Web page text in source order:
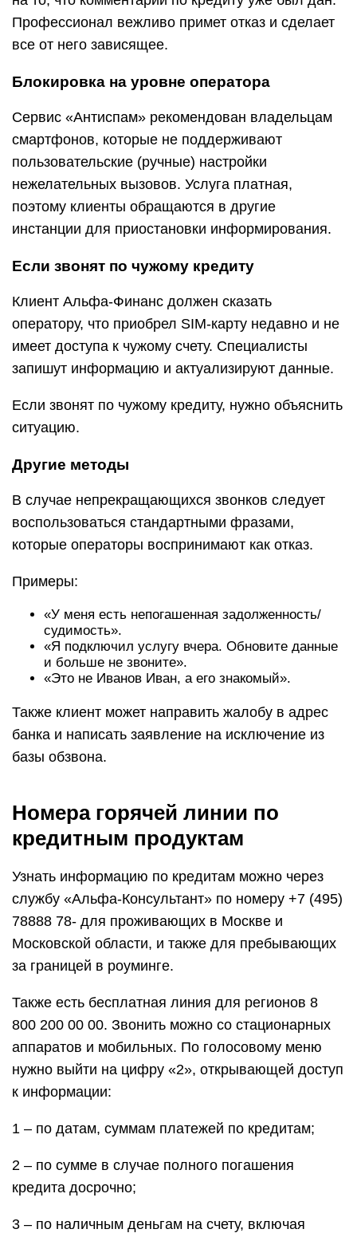
Профессионал вежливо примет отказ и сделает
все от него зависящее.
Блокировка на уровне оператора
Сервис «Антиспам» рекомендован владельцам
смартфонов, которые не поддерживают
пользовательские (ручные) настройки
нежелательных вызовов. Услуга платная,
поэтому клиенты обращаются в другие
инстанции для приостановки информирования.
Если звонят по чужому кредиту
Клиент Альфа-Финанс должен сказать
оператору, что приобрел SIM-карту недавно и не
имеет доступа к чужому счету. Специалисты
запишут информацию и актуализируют данные.
Если звонят по чужому кредиту, нужно объяснить
ситуацию.
Другие методы
В случае непрекращающихся звонков следует
воспользоваться стандартными фразами,
которые операторы воспринимают как отказ.
Примеры:
«У меня есть непогашенная задолженность/
судимость».
«Я подключил услугу вчера. Обновите данные
и больше не звоните».
«Это не Иванов Иван, а его знакомый».
Также клиент может направить жалобу в адрес
банка и написать заявление на исключение из
базы обзвона.
Номера горячей линии по
кредитным продуктам
Узнать информацию по кредитам можно через
службу «Альфа-Консультант» по номеру +7 (495)
78888 78- для проживающих в Москве и
Московской области, и также для пребывающих
за границей в роуминге.
Также есть бесплатная линия для регионов 8
800 200 00 00. Звонить можно со стационарных
аппаратов и мобильных. По голосовому меню
нужно выйти на цифру «2», открывающей доступ
к информации:
1 – по датам, суммам платежей по кредитам;
2 – по сумме в случае полного погашения
кредита досрочно;
3 – по наличным деньгам на счету, включая